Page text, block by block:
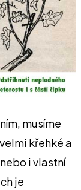
musíme
křehké a
i vlastní
je